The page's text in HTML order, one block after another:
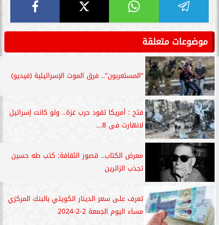
موضوعات متعلقة
“المستعربون”.. فرق الموت الإسرائيلية (فيديو)
فتح : أمريكا تقود حرب غزة.. ولو كانت إسرائيل
لانهارت فى 8...
معرض الكتاب.. قصور الثقافة: كتب طه حسين
تجذب الزائرين
تعرف على سعر الدينار الكويتي بالبنك المركزي
مساء اليوم الجمعة 2-2-2024